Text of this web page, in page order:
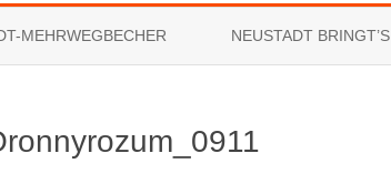
MEHRWEGBECHER NEUSTADT BRINGT’S